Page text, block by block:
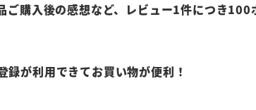
購入後の感想など、レビュー1件につき100
が利用できてお買い物が便利！